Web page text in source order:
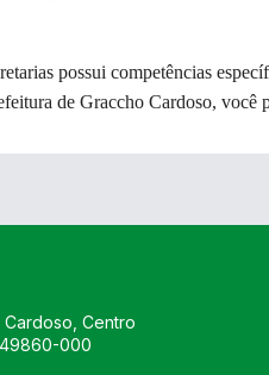
possui competências
de Graccho Cardoso, você
Cardoso, Centro
49860-000